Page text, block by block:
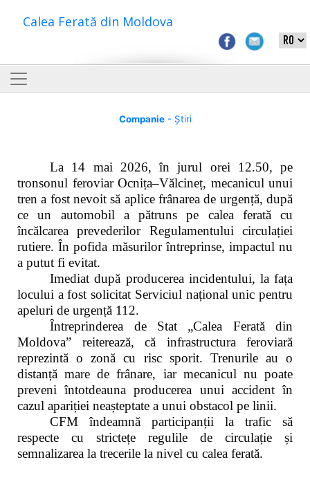
Calea Ferată din Moldova
Companie- Știri
La 14 mai 2026, în jurul orei 12.50, pe
tronsonul feroviar Ocnița–Vălcineț, mecanicul unui
tren a fost nevoit să aplice frânarea de urgență, după
ce un automobil a pătruns pe calea ferată cu
încălcarea prevederilor Regulamentului circulației
rutiere. În pofida măsurilor întreprinse, impactul nu
a putut fi evitat.
Imediat după producerea incidentului, la fața
locului a fost solicitat Serviciul național unic pentru
apeluri de urgență 112.
Întreprinderea de Stat „Calea Ferată din
Moldova” reiterează, că infrastructura feroviară
reprezintă o zonă cu risc sporit. Trenurile au o
distanță mare de frânare, iar mecanicul nu poate
preveni întotdeauna producerea unui accident în
cazul apariției neașteptate a unui obstacol pe linii.
CFM îndeamnă participanții la trafic să
respecte cu strictețe regulile de circulație și
semnalizarea la trecerile la nivel cu calea ferată.